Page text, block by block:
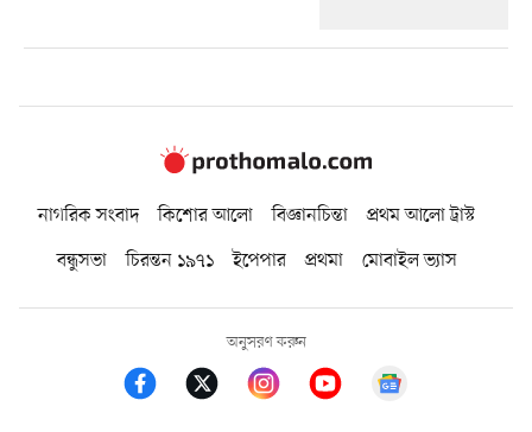
নাগরিক সংবাদ কিশোর আলো বিজ্ঞানচিন্তা
প্রথম আলো ট্রাস্ট
বন্ধুসভা
চিরন্তন ১৯৭১ ইপেপার প্রথমা মোবাইল ভ্যাস
অনুসরণ করুন